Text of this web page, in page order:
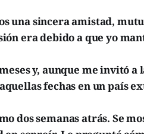
una sincera amistad,
era debido a que yo
y, aunque me invitó
fechas en un país
dos semanas atrás. Se